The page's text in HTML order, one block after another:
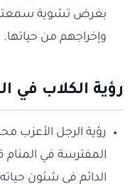
بغرض تشوية سمعتها
وإخراجهم من حياتها.
رؤية الكلاب في
رؤية الرجل الأعزب
المفترسة في المنام
الدائم في شئون